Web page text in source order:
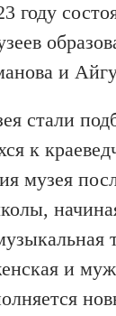
году
и
стали
к
музея
и